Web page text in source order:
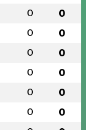
0 0
0 0
0 0
0 0
0 0
0 0